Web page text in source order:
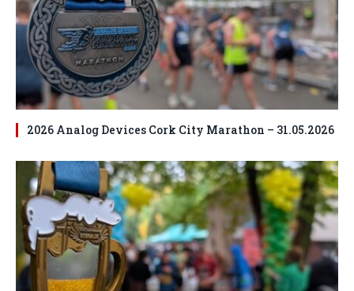
2026 Analog Devices Cork City Marathon – 31.05.2026